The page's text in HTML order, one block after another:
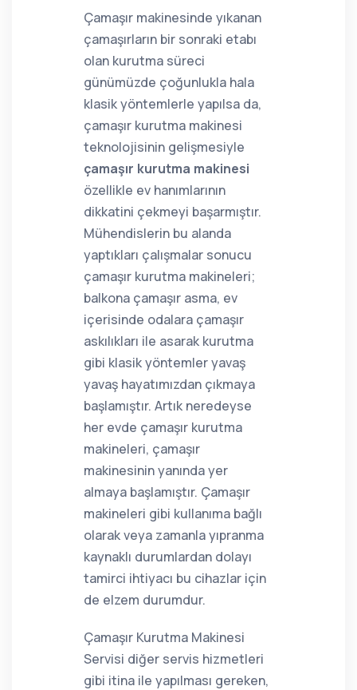
Çamaşır makinesinde yıkanan
çamaşırların bir sonraki etabı
olan kurutma süreci
günümüzde çoğunlukla hala
klasik yöntemlerle yapılsa da,
çamaşır kurutma makinesi
teknolojisinin gelişmesiyle
çamaşır kurutma makinesi
özellikle ev hanımlarının
dikkatini çekmeyi başarmıştır.
Mühendislerin bu alanda
yaptıkları çalışmalar sonucu
çamaşır kurutma makineleri;
balkona çamaşır asma, ev
içerisinde odalara çamaşır
askılıkları ile asarak kurutma
gibi klasik yöntemler yavaş
yavaş hayatımızdan çıkmaya
başlamıştır. Artık neredeyse
her evde çamaşır kurutma
makineleri, çamaşır
makinesinin yanında yer
almaya başlamıştır. Çamaşır
makineleri gibi kullanıma bağlı
olarak veya zamanla yıpranma
kaynaklı durumlardan dolayı
tamirci ihtiyacı bu cihazlar için
de elzem durumdur.
Çamaşır Kurutma Makinesi
Servisi diğer servis hizmetleri
gibi itina ile yapılması gereken,